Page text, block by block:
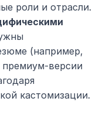
роли и отрасли.
(например,
премиум-версии
кастомизации.